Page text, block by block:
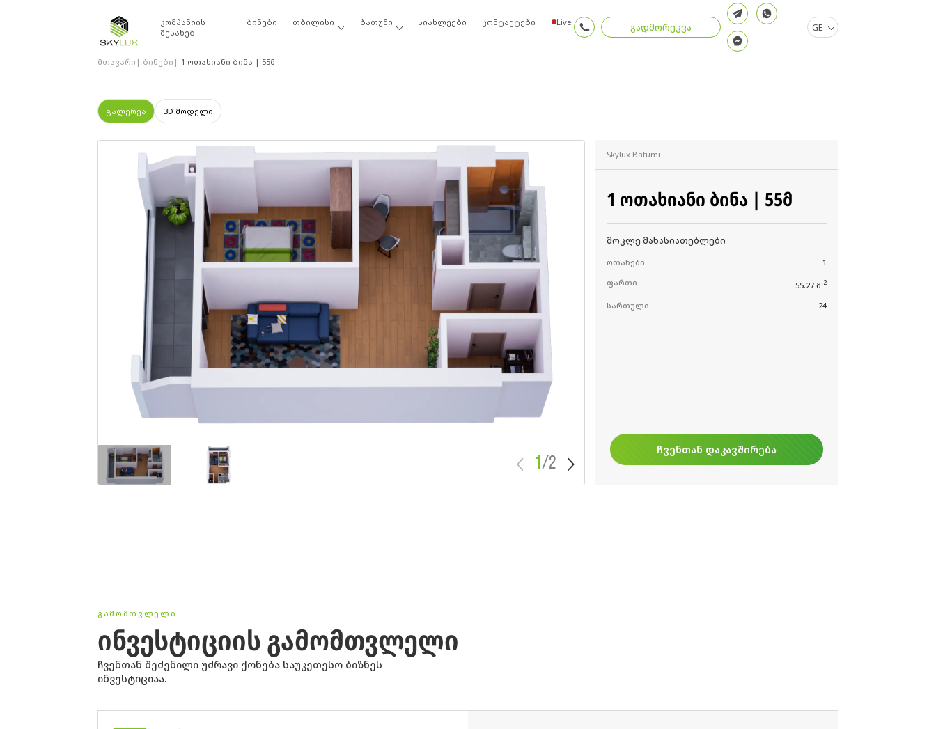
კომპანიის
შესახებ
ბინები თბილისი ბათუმი სიახლეები კონტაქტები Live გადმორეკვა GE
მთავარი | ბინები | 1 ოთახიანი ბინა | 55მ
გალერეა 3D მოდელი
1/2
Skylux Batumi
1 ᲝᲗᲐᲮᲘᲐᲜᲘ ᲑᲘᲜᲐ | 55Მ
მოკლე მახასიათებლები
ოთახები
1
ფართი
55.27 მ 2
სართული 24
ᲩᲕᲔᲜᲗᲐᲜ ᲓᲐᲙᲐᲕᲨᲘᲠᲔᲑᲐ
ᲒᲐᲛᲝᲛᲗᲕᲚᲔᲚᲘ
ᲘᲜᲕᲔᲡᲢᲘᲪᲘᲘᲡ ᲒᲐᲛᲝᲛᲗᲕᲚᲔᲚᲘ
ჩვენთან შეძენილი უძრავი ქონება საუკეთესო ბიზნეს
ინვესტიციაა.